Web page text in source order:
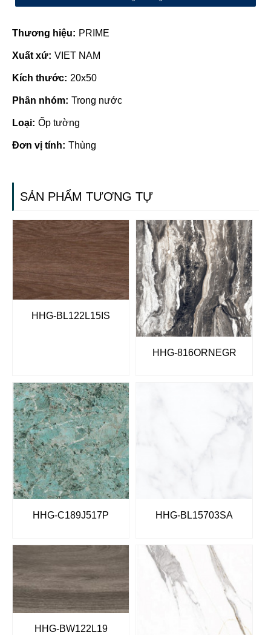
Thương hiệu: PRIME
Xuất xứ: VIET NAM
Kích thước: 20x50
Phân nhóm: Trong nước
Loại: Ốp tường
Đơn vị tính: Thùng
SẢN PHẨM TƯƠNG TỰ
HHG-BL122L15IS
HHG-816ORNEGR
HHG-C189J517P HHG-BL15703SA
HHG-BW122L19